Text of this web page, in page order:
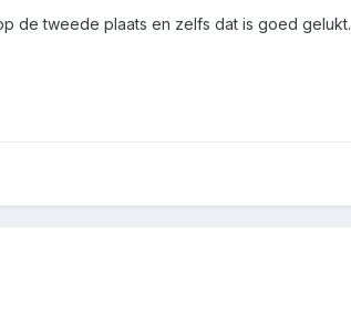
de tweede plaats en zelfs dat is goed gelukt.